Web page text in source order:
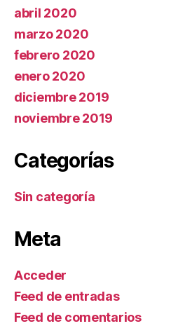
abril 2020
marzo 2020
febrero 2020
enero 2020
diciembre 2019
noviembre 2019
Categorías
Sin categoría
Meta
Acceder
Feed de entradas
Feed de comentarios